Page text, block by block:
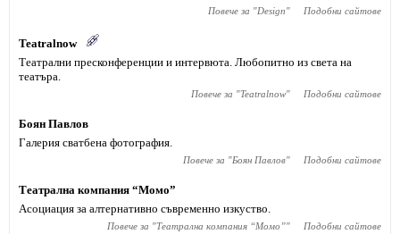
Повече за "Design" Подобни сайтове
Teatralnow
Театрални пресконференции и интервюта. Любопитно из света на
театъра.
Повече за "Teatralnow" Подобни сайтове
Боян Павлов
Галерия сватбена фотография.
Повече за "Боян Павлов" Подобни сайтове
Театрална компания “Момо”
Асоциация за алтернативно съвременно изкуство.
Повече за "Театрална компания “Момо”" Подобни сайтове